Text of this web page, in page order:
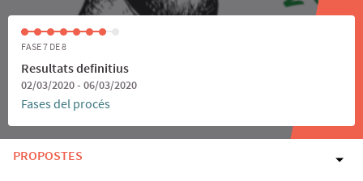
FASE 7 DE 8
Resultats definitius
02/03/2020 - 06/03/2020
Fases del procés
PROPOSTES